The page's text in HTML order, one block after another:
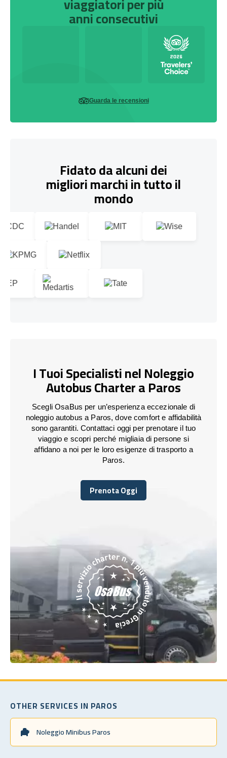
anni consecutivi
Guarda le recensioni
Fidato da alcuni dei
migliori marchi in tutto il
mondo
I Tuoi Specialisti nel Noleggio
Autobus Charter a Paros
Scegli OsaBus per un’esperienza eccezionale di
noleggio autobus a Paros, dove comfort e affidabilità
sono garantiti. Contattaci oggi per prenotare il tuo
viaggio e scopri perché migliaia di persone si
affidano a noi per le loro esigenze di trasporto a
Paros.
Prenota Oggi
Prenota Oggi
OTHER SERVICES IN PAROS
Noleggio Minibus Paros